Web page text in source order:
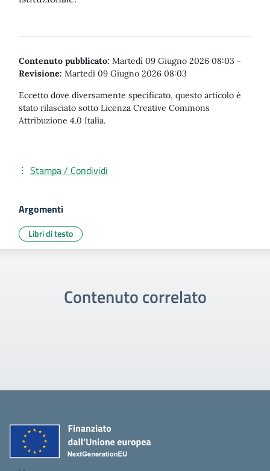
Contenuto pubblicato: Martedì 09 Giugno 2026 08:03 -
Revisione: Martedì 09 Giugno 2026 08:03
Eccetto dove diversamente specificato, questo articolo è
stato rilasciato sotto Licenza Creative Commons
Attribuzione 4.0 Italia.
Stampa / Condividi
Argomenti
Libri di testo
Contenuto correlato